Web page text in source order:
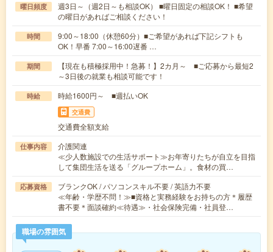
曜日頻度
週3日～（週2日～も相談OK） ■曜日固定の相談OK！ ■希望
の曜日があればご相談ください！
時間
9:00～18:00（休憩60分）■ご希望があれば下記シフトも
OK！早番 7:00～16:00遅番 …
期間
【現在も積極採用中！急募！】2カ月～ ■ご応募から最短2
～3日後の就業も相談可能です！
時給 時給1600円～ ■週払いOK
交通費
交通費全額支給
仕事内容
介護関連
≪少人数施設での生活サポート≫お年寄りたちが自立を目指
して集団生活を送る「グループホーム」。食材の買…
応募資格
ブランクOK / パソコンスキル不要 / 英語力不要
≪年齢・学歴不問！≫■資格と実務経験をお持ちの方＊履歴
書不要＊面談確約≪待遇≫・社会保険完備・社員登…
職場の雰囲気